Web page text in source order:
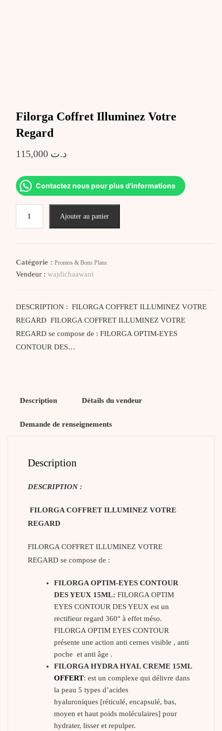
Filorga Coffret Illuminez Votre
Regard
د.ت 115,000
Contactez nous pour plus d'informations
Ajouter au panier
Catégorie : Promos & Bons Plans
Vendeur : wajdichaawani
DESCRIPTION : FILORGA COFFRET ILLUMINEZ VOTRE
REGARD FILORGA COFFRET ILLUMINEZ VOTRE
REGARD se compose de : FILORGA OPTIM-EYES
CONTOUR DES…
Description Détails du vendeur
Demande de renseignements
Description
DESCRIPTION :
FILORGA COFFRET ILLUMINEZ VOTRE
REGARD
FILORGA COFFRET ILLUMINEZ VOTRE
REGARD se compose de :
FILORGA OPTIM-EYES CONTOUR
DES YEUX 15ML:FILORGA OPTIM
EYES CONTOUR DES YEUX est un
rectifieur regard 360° à effet méso.
FILORGA OPTIM EYES CONTOUR
présente une action anti cernes visible , anti
poche et anti âge .
FILORGA HYDRA HYAL CREME 15ML
OFFERT: est un complexe qui délivre dans
la peau 5 types d’acides
hyaluroniques [réticulé, encapsulé, bas,
moyen et haut poids moléculaires] pour
hydrater, lisser et repulper.